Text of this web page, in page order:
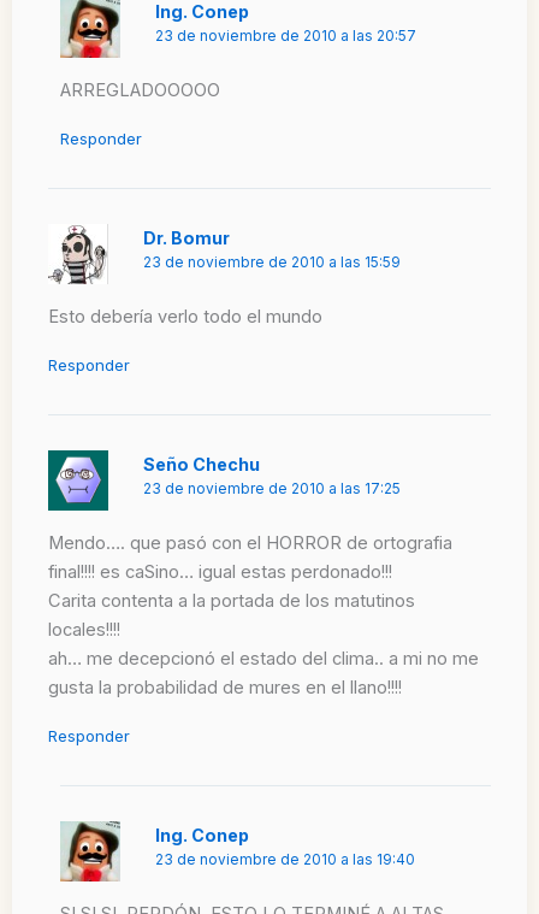
Ing. Conep
23 de noviembre de 2010 a las 20:57
ARREGLADOOOOO
Responder
Dr. Bomur
23 de noviembre de 2010 a las 15:59
Esto debería verlo todo el mundo
Responder
Seño Chechu
23 de noviembre de 2010 a las 17:25
Mendo…. que pasó con el HORROR de ortografia
final!!!! es caSino… igual estas perdonado!!!
Carita contenta a la portada de los matutinos
locales!!!!
ah… me decepcionó el estado del clima.. a mi no me
gusta la probabilidad de mures en el llano!!!!
Responder
Ing. Conep
23 de noviembre de 2010 a las 19:40